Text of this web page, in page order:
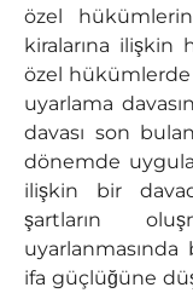
özel
kiralarına ilişkin
özel hükümlerde
uyarlama
davası son
dönemde
ilişkin bir
şartların
ifa güçlüğüne